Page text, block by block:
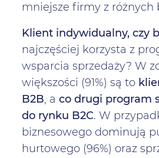
mniejsze firmy z różnych
Klient indywidualny, czy
najczęściej korzysta z
wsparcia sprzedaży? W
większości (91%) są to
B2B, aco drugi program
do rynku B2C. W
biznesowego dominują
hurtowego (96%) oraz